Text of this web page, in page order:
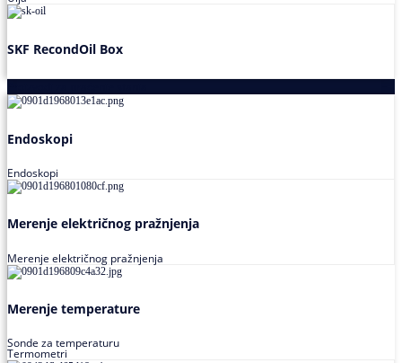
SKF RecondOil Box
Endoskopi
Endoskopi
Merenje električnog pražnjenja
Merenje električnog pražnjenja
Merenje temperature
Sonde za temperaturu
Termometri